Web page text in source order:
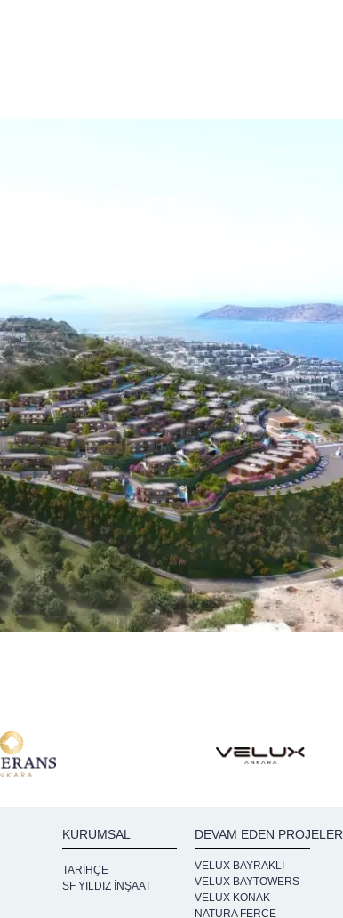
KURUMSAL
TARİHÇE
SF YILDIZ İNŞAAT
DEVAM EDEN PROJELER
VELUX BAYRAKLI
VELUX BAYTOWERS
VELUX KONAK
NATURA FERCE